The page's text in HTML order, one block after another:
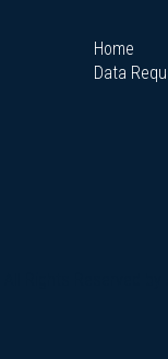
Home
Data